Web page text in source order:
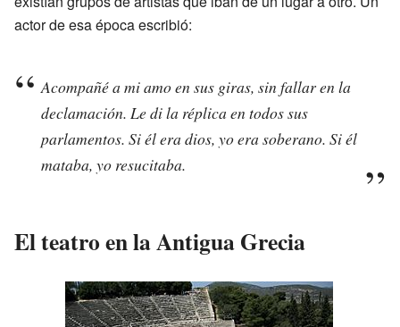
actor de esa época escribió:
Acompañé a mi amo en sus giras, sin fallar en la
declamación. Le di la réplica en todos sus
parlamentos. Si él era dios, yo era soberano. Si él
mataba, yo resucitaba.
El teatro en la Antigua Grecia